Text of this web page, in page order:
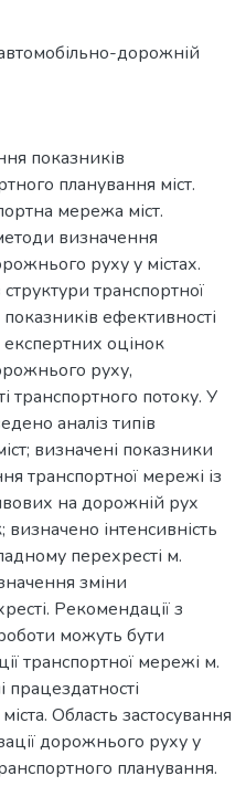
дорожній
показників
планування міст.
мережа міст.
визначення
руху у містах.
транспортної
ефективності
оцінок
руху,
транспортного потоку. У
аналіз типів
визначені показники
транспортної мережі із
на дорожній рух
інтенсивність
перехресті м.
зміни
Рекомендації з
можуть бути
транспортної мережі м.
працездатності
Область застосування
дорожнього руху у
планування.